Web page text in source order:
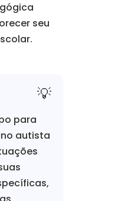
seu
para
autista